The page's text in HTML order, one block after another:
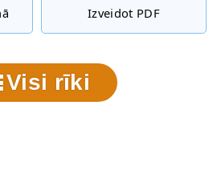
Izveidot PDF
Visi rīki